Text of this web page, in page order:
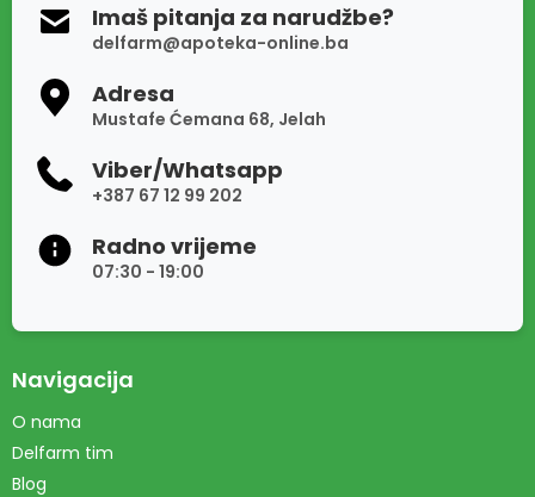
Imaš pitanja za narudžbe?
delfarm@apoteka-online.ba
Adresa
Mustafe Ćemana 68, Jelah
Viber/Whatsapp
+387 67 12 99 202
Radno vrijeme
07:30 - 19:00
Navigacija
O nama
Delfarm tim
Blog